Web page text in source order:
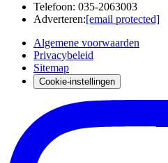
Telefoon: 035-2063003
Adverteren:[email protected]
Algemene voorwaarden
Privacybeleid
Sitemap
Cookie-instellingen